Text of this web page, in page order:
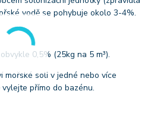
vodě se pohybuje okolo 3-4%.
0,5% (25kg na 5 m³).
mořské soli v jedné nebo více
přímo do bazénu.